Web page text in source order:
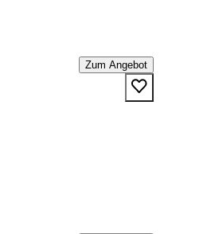
Zum Angebot